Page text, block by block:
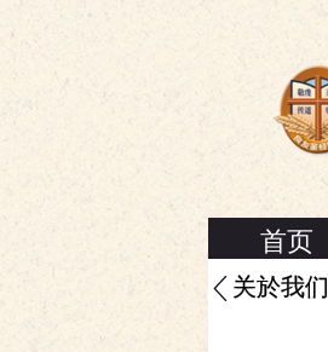
首页
关於我们